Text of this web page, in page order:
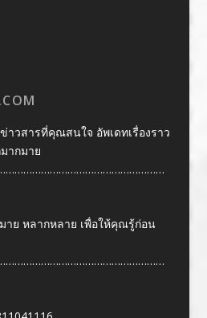
าวสารที่คุณสนใจ อัพเดทเรื่องราว
ากมาย
าย หลากหลาย เพื่อให้คุณรู้ก่อน